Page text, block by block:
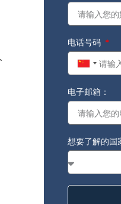
电话号码
China
电子邮箱：
想要了解的国